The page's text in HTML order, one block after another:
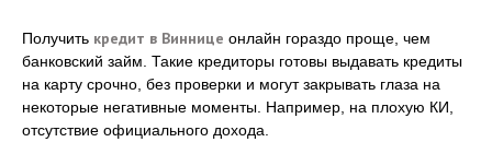
Получить кредит в Виннице онлайн гораздо проще, чем
банковский займ. Такие кредиторы готовы выдавать кредиты
на карту срочно, без проверки и могут закрывать глаза на
некоторые негативные моменты. Например, на плохую КИ,
отсутствие официального дохода.